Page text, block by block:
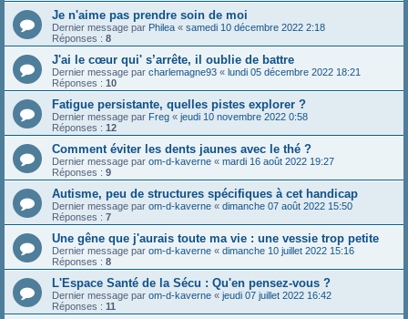
Je n'aime pas prendre soin de moi
Dernier message par Philea « samedi 10 décembre 2022 2:18
Réponses : 8
J'ai le cœur qui' s’arrête, il oublie de battre
Dernier message par charlemagne93 « lundi 05 décembre 2022 18:21
Réponses : 10
Fatigue persistante, quelles pistes explorer ?
Dernier message par Freg « jeudi 10 novembre 2022 0:58
Réponses : 12
Comment éviter les dents jaunes avec le thé ?
Dernier message par om-d-kaverne « mardi 16 août 2022 19:27
Réponses : 9
Autisme, peu de structures spécifiques à cet handicap
Dernier message par om-d-kaverne « dimanche 07 août 2022 15:50
Réponses : 7
Une gêne que j'aurais toute ma vie : une vessie trop petite
Dernier message par om-d-kaverne « dimanche 10 juillet 2022 15:16
Réponses : 8
L'Espace Santé de la Sécu : Qu'en pensez-vous ?
Dernier message par om-d-kaverne « jeudi 07 juillet 2022 16:42
Réponses : 11